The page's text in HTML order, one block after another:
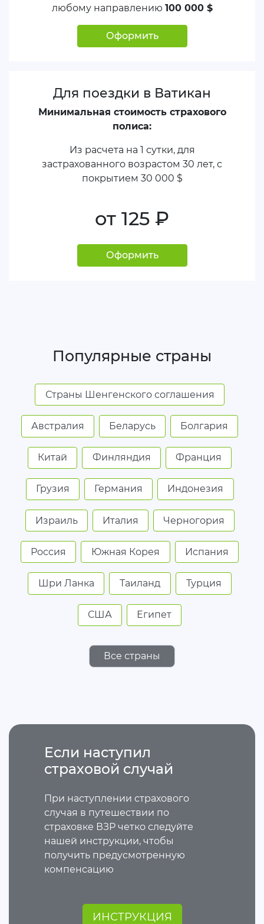
любому направлению 100 000 $
Оформить
Для поездки в Ватикан
Минимальная стоимость страхового
полиса:
Из расчета на 1 сутки, для
застрахованного возрастом 30 лет, с
покрытием 30 000 $
от 125 руб.
Оформить
Популярные страны
Страны Шенгенского соглашения
Австралия Беларусь Болгария
Китай Финляндия Франция
Грузия Германия Индонезия
Израиль Италия Черногория
Россия Южная Корея Испания
Шри Ланка Таиланд Турция
США Египет
Все страны
Если наступил
страховой случай
При наступлении страхового
случая в путешествии по
страховке ВЗР четко следуйте
нашей инструкции, чтобы
получить предусмотренную
компенсацию
ИНСТРУКЦИЯ